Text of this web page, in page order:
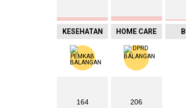
KESEHATAN HOME CARE
164 206